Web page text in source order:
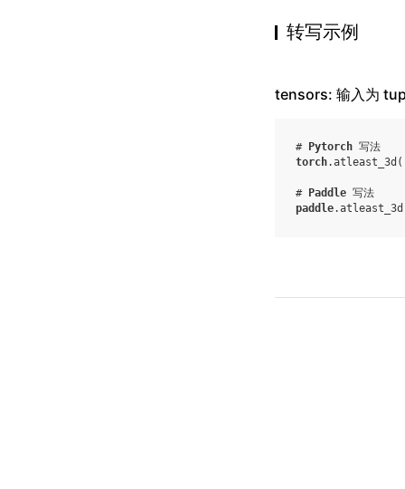
转写示例
tensors: 输入为
# Pytorch 写法
torch.atleast_3d
# Paddle 写法
paddle.atleast_3d